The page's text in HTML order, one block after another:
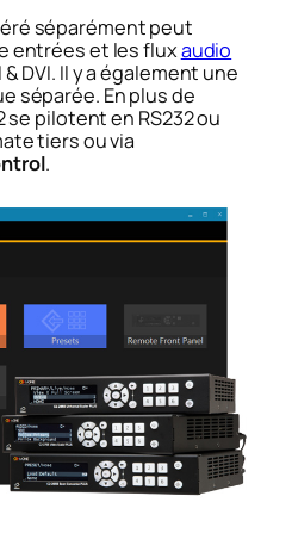
séparément peut
entrées et les fluxaudio
DVI. Il y a également une
séparée. En plus de
se pilotent en RS232 ou
tiers ou via
.